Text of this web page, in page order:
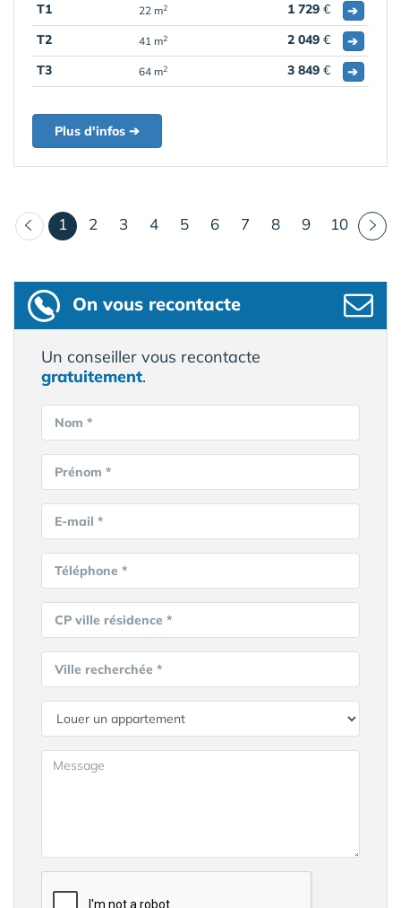
T1 22 m2 1 729 €
➔
T2
41 m2 2 049 €
➔
T3
64 m2 3 849 € ➔
Plus d'infos ➔
1 (courant)
2 3 4 5 6 7 8 9 10
On vous recontacte
Un conseiller vous recontacte
gratuitement.
Nom *
Prénom *
E-mail *
Téléphone *
CP ville résidence *
Ville recherchée *